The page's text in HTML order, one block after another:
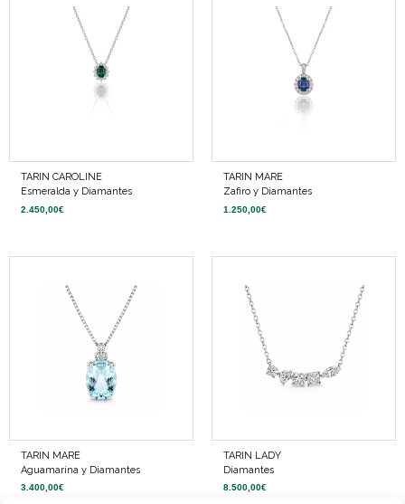
TARIN CAROLINE
Esmeralda y Diamantes
2.450,00€
TARIN MARE
Zafiro y Diamantes
1.250,00€
TARIN MARE
Aguamarina y Diamantes
3.400,00€
TARIN LADY
Diamantes
8.500,00€